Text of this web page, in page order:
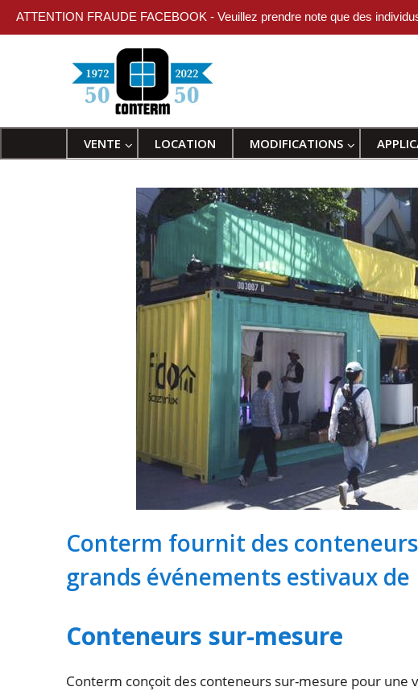
ATTENTION FRAUDE FACEBOOK - Veuillez prendre note que des
VENTE LOCATION MODIFICATIONS
Conterm fournit des
grands événements estivaux
Conteneurs sur-mesure
Conterm conçoit des conteneurs sur-mesure pour une